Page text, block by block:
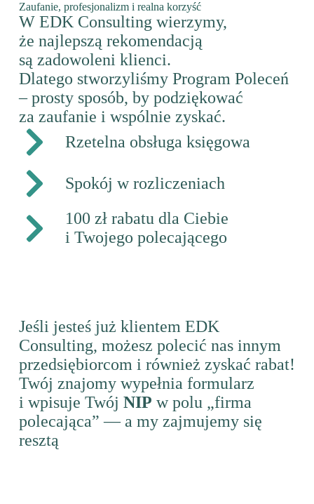
Zaufanie, profesjonalizm i realna korzyść
W EDK Consulting wierzymy,
że najlepszą rekomendacją
są zadowoleni klienci.
Dlatego stworzyliśmy Program Poleceń
– prosty sposób, by podziękować
za zaufanie i wspólnie zyskać.
Rzetelna obsługa księgowa
Spokój w rozliczeniach
100 zł rabatu dla Ciebie
i Twojego polecającego
Jeśli jesteś już klientem EDK
Consulting, możesz polecić nas innym
przedsiębiorcom i również zyskać rabat!
Twój znajomy wypełnia formularz
i wpisuje Twój NIP w polu „firma
polecająca” — a my zajmujemy się
resztą